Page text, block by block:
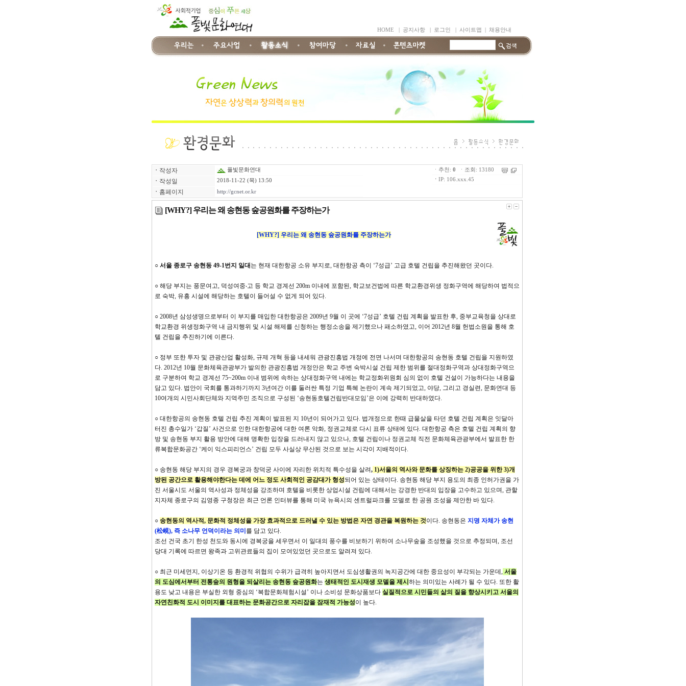
HOME 공지사항 로그인 사이트맵 채용안내
ㆍ 작성자 풀빛문화연대
ㆍ 작성일 2018-11-22 (목) 13:50
ㆍ 홈페이지 http://gcnet.or.kr
ㆍ추천: 0 ㆍ조회: 13180
ㆍ IP: 106.xxx.45
[WHY?] 우리는 왜 송현동 숲공원화를 주장하는가
[WHY?] 우리는 왜 송현동 숲공원화를 주장하는가
○ 서울 종로구 송현동 49-1번지 일대 는 현재 대한항공 소유 부지로, 대한항공 측이 ‘7성급’ 고급 호텔 건립을 추진해왔던 곳이다.
○ 해당 부지는 풍문여고, 덕성여중‧고 등 학교 경계선 200m 이내에 포함된, 학교보건법에 따른 학교환경위생 정화구역에 해당하여 법적으
로 숙박, 유흥 시설에 해당하는 호텔이 들어설 수 없게 되어 있다.
○ 2008년 삼성생명으로부터 이 부지를 매입한 대한항공은 2009년 9월 이 곳에 ‘7성급’ 호텔 건립 계획을 발표한 후, 중부교육청을 상대로
학교환경 위생정화구역 내 금지행위 및 시설 해제를 신청하는 행정소송을 제기했으나 패소하였고, 이어 2012년 8월 헌법소원을 통해 호
텔 건립을 추진하기에 이른다.
○ 정부 또한 투자 및 관광산업 활성화, 규제 개혁 등을 내세워 관광진흥법 개정에 전면 나서며 대한항공의 송현동 호텔 건립을 지원하였
다. 2012년 10월 문화체육관광부가 발의한 관광진흥법 개정안은 학교 주변 숙박시설 건립 제한 범위를 절대정화구역과 상대정화구역으
로 구분하여 학교 경계선 75~200m 이내 범위에 속하는 상대정화구역 내에는 학교정화위원회 심의 없이 호텔 건설이 가능하다는 내용을
담고 있다. 법안이 국회를 통과하기까지 3년여간 이를 둘러싼 특정 기업 특혜 논란이 계속 제기되었고, 야당, 그리고 경실련, 문화연대 등
10여개의 시민사회단체와 지역주민 조직으로 구성된 ‘송현동호텔건립반대모임’은 이에 강력히 반대하였다.
○ 대한항공의 송현동 호텔 건립 추진 계획이 발표된 지 10년이 되어가고 있다. 법개정으로 한때 급물살을 타던 호텔 건립 계획은 잇달아
터진 총수일가 ‘갑질’ 사건으로 인한 대한항공에 대한 여론 악화, 정권교체로 다시 표류 상태에 있다. 대한항공 측은 호텔 건립 계획의 향
방 및 송현동 부지 활용 방안에 대해 명확한 입장을 드러내지 않고 있으나, 호텔 건립이나 정권교체 직전 문화체육관광부에서 발표한 한
류복합문화공간 ‘케이 익스피리언스’ 건립 모두 사실상 무산된 것으로 보는 시각이 지배적이다.
○ 송현동 해당 부지의 경우 경복궁과 창덕궁 사이에 자리한 위치적 특수성을 살려, 1)서울의 역사와 문화를 상징하는 2)공공을 위한 3)개
방된 공간으로 활용해야한다는 데에 어느 정도 사회적인 공감대가 형성되어 있는 상태이다. 송현동 해당 부지 용도의 최종 인허가권을 가
진 서울시도 서울의 역사성과 정체성을 강조하며 호텔을 비롯한 상업시설 건립에 대해서는 강경한 반대의 입장을 고수하고 있으며, 관할
지자체 종로구의 김영종 구청장은 최근 언론 인터뷰를 통해 미국 뉴욕시의 센트럴파크를 모델로 한 공원 조성을 제안한 바 있다.
○ 송현동의 역사적, 문화적 정체성을 가장 효과적으로 드러낼 수 있는 방법은 자연 경관을 복원하는 것이다. 송현동은 지명 자체가 송현
(松峴), 즉 소나무 언덕이라는 의미 를 담고 있다.
조선 건국 초기 한성 천도와 동시에 경복궁을 세우면서 이 일대의 풍수를 비보하기 위하여 소나무숲을 조성했을 것으로 추정되며, 조선
당대 기록에 따르면 왕족과 고위관료들의 집이 모여있었던 곳으로도 알려져 있다.
○ 최근 미세먼지, 이상기온 등 환경적 위협의 수위가 급격히 높아지면서 도심생활권의 녹지공간에 대한 중요성이 부각되는 가운데, 서울
의 도심에서부터 전통숲의 원형을 되살리는 송현동 숲공원화는 생태적인 도시재생 모델을 제시 하는 의미있는 사례가 될 수 있다. 또한 활
용도 낮고 내용은 부실한 외형 중심의 ‘복합문화체험시설’ 이나 소비성 문화상품보다 실질적으로 시민들의 삶의 질을 향상시키고 서울의
자연친화적 도시 이미지를 대표하는 문화공간으로 자리잡을 잠재적 가능성이 높다.